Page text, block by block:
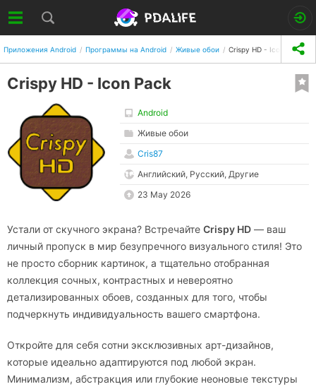
Приложения Android Программы на Android Живые обои Crispy HD - Icon Pack
Crispy HD - Icon Pack
Android
Живые обои
Cris87
Английский, Русский, Другие
23 May 2026
Устали от скучного экрана? Встречайте Crispy HD — ваш
личный пропуск в мир безупречного визуального стиля! Это
не просто сборник картинок, а тщательно отобранная
коллекция сочных, контрастных и невероятно
детализированных обоев, созданных для того, чтобы
подчеркнуть индивидуальность вашего смартфона.
Откройте для себя сотни эксклюзивных арт-дизайнов,
которые идеально адаптируются под любой экран.
Минимализм, абстракция или глубокие неоновые текстуры